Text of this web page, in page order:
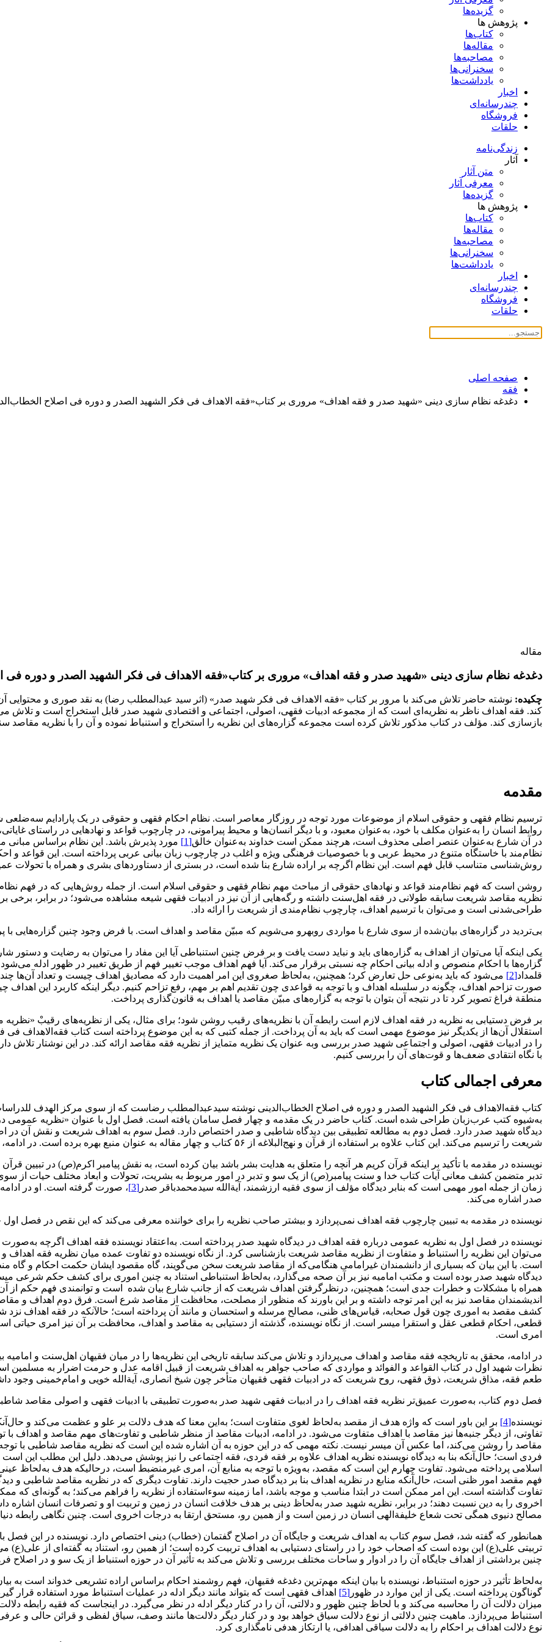
گزیده‌ها
پژوهش ها
کتاب‌ها
مقاله‌ها
مصاحبه‌ها
سخنرانی‌ها
یادداشت‌ها
اخبار
چندرسانه‌ای
فروشگاه
حلقات
زندگی‌نامه
آثار
متن آثار
معرفی آثار
گزیده‌ها
پژوهش ها
کتاب‌ها
مقاله‌ها
مصاحبه‌ها
سخنرانی‌ها
یادداشت‌ها
اخبار
چندرسانه‌ای
فروشگاه
حلقات
صفحه اصلی
فقه
دغدغه‌ نظام سازی دینی «شهید صدر و فقه اهداف» مروری بر کتاب«فقه الاهداف فی‌ فکر‌ الشهید‌ الصدر و دوره فی اصلاح
مقاله
دغدغه‌ نظام سازی دینی «شهید صدر و فقه اهداف» مروری بر کتاب«فقه الاهداف فی‌ فکر‌ الشهید‌ الصدر و دوره فی
چکیده: نوشته حاضر تلاش می‌کند با مرور بر کتاب «فقه الاهداف فی فکر شهید صدر» (اثر سید عبدالمطلب رضا) به نقد صوری و محتوایی
کند. فقه اهداف ناظر به نظریه‌ای است که از مجموعه ادبیات فقهی، اصولی، اجتماعی و اقتصادی شهید صدر قابل استخراج است و تلاش
بازسازی کند. مؤلف در کتاب مذکور تلاش کرده است مجموعه گزاره‌های این نظریه را استخراج و استنباط نموده و آن را با نظریه
مقدمه
ترسیم نظام فقهی و حقوقی اسلام از موضوعات‌ مورد‌ توجه در روزگار معاصر است‌‌‌‌‌‌‌‌. نظام احکام فقهی و حقوقی در یک پارادایم
روابط انسان را به‌عنوان مکلف‌ با‌ خود، به‌عنوان معبود، و با دیگر انسان‌ها و محیط پیرامونی، در چارچوب قواعد و نهادهایی در راستای
در آن شارع به‌عنوان‌ عنصر‌ اصلی‌ محذوف است، هرچند ممکن است‌ خداوند‌ به‌عنوان‌ خالق[1]
مورد پذیرش باشد‌‌‌‌‌‌‌‌. این نظام براساس مبانی
نظام‌مند با خاستگاه‌ متنوع‌ در‌ محیط عربی و با خصوصیات فرهنگی ویژه و اغلب در‌ چارچوب‌ زبان بیانی عربی پرداخته است‌‌‌‌‌‌‌‌. این قواعد و
روش‌شناسی‌ متناسب‌ قابل فهم‌ است‌‌‌‌‌‌‌‌. این نظام اگرچه بر اراده‌ شارع بنا شده است‌، در بستری از دستاوردهای بشری و همراه با تحولات
روشن است که فهم نظام‌مند قواعد و نهادهای حقوقی از مباحث مهم‌ نظام‌ فقهی و حقوقی اسلام است‌‌‌‌‌‌‌‌. از جمله روش‌هایی که در فهم
نظریه مقاصد شریعت سابقه طولانی در فقه اهل‌سنت داشته و رگه‌هایی‌ از‌ آن‌ نیز در ادبیات فقهی شیعه مشاهده می‌شود؛ در برابر، برخی
طراحی‌شدنی است و می‌توان با ترسیم اهداف، چارچوب نظام‌مندی از‌ شریعت‌ را ارائه داد‌‌‌‌.
بی‌تردید در گزاره‌های بیان‌شده از سوی شارع با مواردی روبهرو می‌شویم‌ که‌ مبیّن‌ مقاصد و اهداف است‌‌‌‌‌‌‌‌. با فرض وجود چنین گزاره‌هایی
یکی اینکه‌ آیا‌ می‌توان از اهداف به گزاره‌های باید و نباید دست یافت و بر فرض چنین استنباطی‌ آیا‌ این‌ مفاد را می‌توان به رضایت و
گزاره‌ها با احکام منصوص و ادله بیانی احکام چه نسبتی برقرار‌ می‌کند‌‌‌‌‌‌‌‌‌. آیا‌ فهم اهداف موجب تغییر فهم از طریق تغییر در ظهور ادله می‌شود
قلمداد[2]
می‌شود که باید به‌نوعی حل‌ تعارض‌ کرد؛ همچنین، به‌لحاظ صغروی این امر اهمیت دارد که مصادیق اهداف چیست و تعداد آن‌ها
صورت تزاحم اهداف‌، چگونه‌ در سلسله اهداف و با توجه به قواعدی‌ چون‌ تقدیم‌ اهم بر مهم، رفع تزاحم کنیم‌‌‌‌‌‌‌‌. دیگر‌ اینکه‌ کاربرد این
منطقة‌ فراغ تصویر کرد تا در نتیجه‌ آن‌ بتوان با‌ توجه‌ به‌ گزاره‌های مبیّن مقاصد یا اهداف به‌ قانون‌گذاری‌ پرداخت‌‌‌‌.
بر فرض دستیابی به نظریه در فقه اهداف لازم است رابطه‌ آن‌ با نظریه‌های رقیب روشن شود؛ برای‌ مثال، یکی از نظریه‌های‌ رقیبْ‌
استقلال آن‌ها از یکدیگر نیز موضوع‌ مهمی‌ است که باید به آن‌ پرداخت‌‌‌‌‌‌‌‌‌. از جمله‌ کتبی که به‌ این‌ موضوع پرداخته است کتاب‌ فقه‌الاهداف‌
را‌ در‌ ادبیات فقهی، اصولی و اجتماعی شهید صدر‌ بررسی‌ وبه عنوان یک‌ نظریه‌ متمایز‌ از نظریه فقه مقاصد‌ ارائه کند‌‌‌‌‌‌‌‌. در این نوشتار تلاش
با نگاه انتقادی‌ ضعف‌ها‌ و قوت‌های‌ آن‌ را‌ بررسی کنیم‌‌‌‌.
معرفی‌ اجمالی‌ کتاب
به‌شیوه کتب عرب‌زبان طراحی شده است‌‌‌‌‌‌‌‌. کتاب حاضر در یک مقدمه و چهار فصل سامان یافته است‌‌‌‌‌‌‌‌. فصل اول با عنوان «نظریه عمومی
دیدگاه شهید صدر دارد‌‌‌‌‌‌‌‌. فصل دوم به مطالعه تطبیقی بین دیدگاه شاطبی و صدر اختصاص دارد‌‌‌‌‌‌‌‌. فصل سوم به اهداف شریعت و نقش آن‌ در‌
شریعت را ترسیم می‌کند‌‌‌‌‌‌‌‌. این کتاب علاوه بر استفاده از قرآن و نهج‌البلاغه از ۵۶ کتاب و چهار مقاله به عنوان منبع بهره برده است‌‌‌‌‌‌‌‌‌. در ادامه‌، به‌صورت گذرا، به مباحث عمده مطرح در کتاب می‌پردازیم‌‌‌‌.
نویسنده در مقدمه با تأکید بر اینکه قرآن کریم هر آنچه را متعلق به‌ هدایت‌ بشر باشد بیان کرده است‌، به‌ نقش پیامبر اکرم(ص) در تبیین
تدبر متضمن کشف معانی آیات کتاب‌ خدا‌ و سنت پیامبر(ص) از یک سو‌ و تدبر‌ در امور مربوط به بشریت، تحولات و ابعاد مختلف حیات
زمان از جمله امور مهمی است که بنابر دیدگاه‌ مؤلف‌ از سوی فقیه ارزشمند، آیةالله سیدمحمدباقر صدر [3]
، صورت گرفته است‌‌‌‌‌‌‌‌. او در
صدر اشاره می‌کند‌‌‌‌.
نویسنده در مقدمه به تبیین چارچوب فقه‌ اهداف‌ نمی‌پردازد و بیشتر‌ صاحب نظریه را برای خواننده معرفی می‌کند که این نقص در فصل
نویسنده در‌ فصل اول به نظریه عمومی درباره فقه اهداف در دیدگاه شهید‌ صدر‌ پرداخته‌ است‌‌‌‌‌‌‌‌. به‌اعتقاد نویسنده فقه اهداف اگرچه
می‌توان این نظریه را استنباط و متفاوت از نظریه مقاصد شریعت بازشناسی کرد‌‌‌‌‌‌‌‌‌. از‌ نگاه‌ نویسنده دو تفاوت عمده میان نظریه فقه
است‌‌‌‌‌‌‌‌. با این بیان که بسیاری از دانشمندان غیرامامی هنگامی‌که‌ از مقاصد شریعت سخن‌ می‌گویند‌، گاه مقصود ایشان حکمت احکام و
دیدگاه شهید صدر بوده است و مکتب امامیه نیز بر آن صحه می‌گذارد، به‌لحاظ استنباطی استناد‌ به چنین اموری برای کشف حکم شرعی
همراه با مشکلات و خطرات جدی است؛ همچنین، درنظرگرفتن اهداف شریعت که از‌ جانب‌ شارع بیان شده ‌ ‌است و توانمندی فهم حکم از آن
اندیشمندان مقاصد نیز به این امر توجه داشته و بر این باورند‌ که‌ منظور از مصلحت، محافظت از مقاصد شرع است‌‌‌‌‌‌‌‌. فرق دوم اهداف
کشف مقصد به اموری چون قول صحابه، قیاس‌های ظنی‌، مصالح‌ مرسله و استحسان و مانند آن پرداخته است؛ حالآنکه در فقه اهداف
قطعی، احکام قطعی عقل و استقرا میسر است‌‌‌‌‌‌‌‌‌. از‌ نگاه‌ نویسنده، گذشته از دستیابی به‌ مقاصد‌ و اهداف‌، محافظت بر آن نیز امری حیاتی
امری است‌‌‌‌.
در ادامه، محقق‌ به‌ تاریخچه‌ فقه مقاصد و اهداف می‌پردازد و تلاش می‌کند سابقه تاریخی‌ این‌ نظریه‌ها را در میان فقیهان اهل‌سنت و امامیه
نظرات‌ شهید‌ اول در کتاب القواعد و الفوائد و مواردی که صاحب جواهر به‌ اهداف شریعت از قبیل اقامه عدل و حرمت اضرار به مسلمین
طعم فقه، مذاق شریعت، ذوق فقهی، روح شریعت که در‌ ادبیات‌ فقهی فقیهان متأخر چون شیخ انصاری، آیةالله خویی و امام‌خمینی وجود
فصل دوم کتاب، به‌صورت عمیق‌تر نظریه فقه اهداف را در ادبیات فقهی‌ شهید‌ صدر‌ به‌صورت تطبیقی با ادبیات فقهی و اصولی مقاصد
نویسنده[4]
بر این باور‌ است‌ که‌ واژه هدف از مقصد به‌لحاظ لغوی متفاوت است؛ به‌این معنا که هدف دلالت بر‌ علو‌ و عظمت می‌کند و
تفاوتی‌، از‌ دیگر‌ جنبه‌ها نیز مقاصد با اهداف متفاوت می‌شود‌‌‌‌‌‌‌‌. در ادامه، ادبیات مقاصد از منظر شاطبی و تفاوت‌های‌ مهم‌ مقاصد و اهداف
مقاصد‌ را روشن می‌کند، اما عکس آن میسر نیست‌‌‌‌‌‌‌‌. نکته مهمی که در این حوزه به‌ آن‌ اشاره شده این است که نظریه مقاصد شاطبی با توجه
فردی است؛ حال‌آنکه بنا به دیدگاه نویسنده نظریه‌ اهداف‌ علاوه‌ بر فقه فردی، فقه اجتماعی را نیز پوشش می‌دهد‌‌‌‌‌‌‌‌. دلیل این مطلب‌ این‌
اسلامی پرداخته می‌شود‌‌‌‌‌‌‌‌. تفاوت چهارم‌ این‌ است که مقصد، به‌ویژه با توجه به منابع آن، امری غیرمنضبط است‌، درحالیکه‌ هدف به‌لحاظ
فهم مقصد امور‌ ظنی‌ است، حال‌آنکه منابع در نظریه اهداف بنا بر دیدگاه صدر حجیت دارند‌‌‌‌‌‌‌‌. تفاوت‌ دیگری‌ که در نظریه مقاصد شاطبی‌ و
تفاوت گذاشته است‌‌‌‌‌‌‌‌. این امر ممکن است در ابتدا مناسب و موجه باشد‌، اما‌ زمینه سوءاستفاده از نظریه را فراهم‌ می‌کند؛ به گونه‌ای که
اخروی را به دین نسبت دهند؛ در برابر، نظریه شهید صدر‌ به‌لحاظ‌ دینی بر هدف خلافت انسان‌ در‌ زمین‌ و تربیت او و تصرفات‌ انسان‌ اشاره
مصالح دنیوی همگی تحت شعاع خلیفةالهی انسان در‌ زمین‌ است و از همین رو، مستحق ارتقا به درجات‌ اخروی‌ است‌‌‌‌‌‌‌‌. چنین‌ نگاهی‌ رابطه‌
همانطور که گفته شد، فصل سوم کتاب به اهداف شریعت و جایگاه آن در اصلاح‌ گفتمان‌ (خطاب) دینی اختصاص دارد‌‌‌‌‌‌‌‌. نویسنده در‌ این‌ فصل‌
تربیتی علی(ع) این بوده است که اصحاب خود‌ را‌ در راستای‌ دستیابی به اهداف تربیت کرده است؛ از همین رو‌، استناد‌ به‌ گفته‌ای‌ از‌
چنین برداشتی از اهداف جایگاه آن را در ادوار و ساحات مختلف بررسی و تلاش‌ می‌کند به تأثیر آن در حوزه استنباط از یک سو و در اصلاح
به‌لحاظ تأثیر در حوزه استنباط، نویسنده با بیان اینکه مهم‌ترین دغدغه فقیهان، فهم روشمند‌ احکام‌ براساس اراده تشریعی خدواند است
گوناگون پرداخته است‌‌‌‌‌‌‌‌. یکی از این موارد در ظهور [5]
اهداف فقهی است‌ که‌ بتواند مانند دیگر ادله در عملیات استنباط مورد استفاده قرار
میزان‌ دلالت آن را محاسبه می‌کند‌ و با‌ لحاظ چنین ظهور و دلالتی، آن را در کنار دیگر ادله در نظر می‌گیرد‌‌‌‌‌‌‌‌. در اینجاست که فقیه رابطه
استنباط می‌پردازد‌‌‌‌‌‌‌‌. ماهیت چنین دلالتی از نوع دلالت سیاق خواهد بود و در کنار دیگر دلالت‌ها مانند وصف، سیاق لفظی و قرائن حالی و
نوع دلالت اهداف بر احکام را به دلالت سیاقی اهدافی، یا ارتکاز هدفی نامگذاری کرد‌‌‌‌.